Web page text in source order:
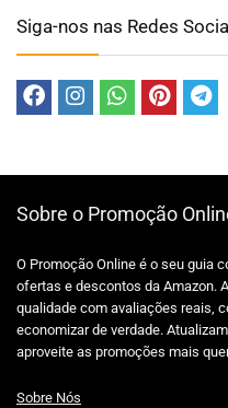
Siga-nos nas Redes
Sobre o Promoção
O Promoção Online é o seu guia
ofertas e descontos da Amazon.
qualidade com avaliações reais,
economizar de verdade.
aproveite as promoções mais
Sobre Nós